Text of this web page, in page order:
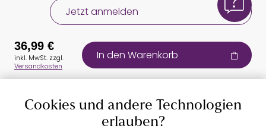
Jetzt anmelden
Auszeichnungen
36,99 €
inkl. MwSt. zzgl.
Versandkosten
In den Warenkorb
Cookies und andere Technologien
erlauben?